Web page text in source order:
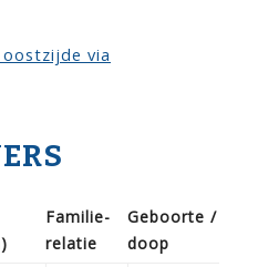
oostzijde via
Familie­
relatie
Geboorte /
doop